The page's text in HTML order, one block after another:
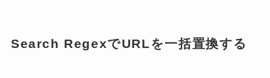
Search RegexでURLを一括置換する